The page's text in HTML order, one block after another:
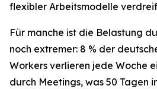
flexibler Arbeitsmodelle
Für manche ist die Belastung
noch extremer: 8 % der
Workers verlieren jede Woche
durch Meetings, was 50 Tagen